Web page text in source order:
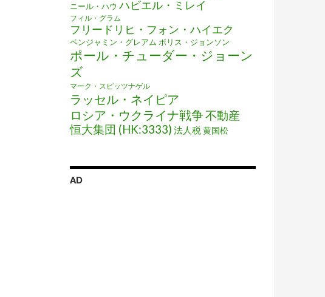
ニール・ハウ ハビエル・ミレイ
フィル・グラム
フリードリヒ・フォン・ハイエク
ベンジャミン・グレアム ボリス・ジョンソン
ポール・チューダー・ジョーン
ズ
マーク・スピッツナゲル
ラッセル・ネイピア
ロシア・ウクライナ戦争不動産
恒大集団 (HK:3333) 法人税黄国松
AD